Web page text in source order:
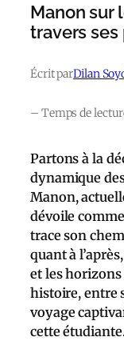
Manon sur
travers ses
Écrit parDilan
– Temps de
Partons à la
dynamique
Manon,
dévoile
trace son
quant à
et les
histoire, entre
voyage
cette